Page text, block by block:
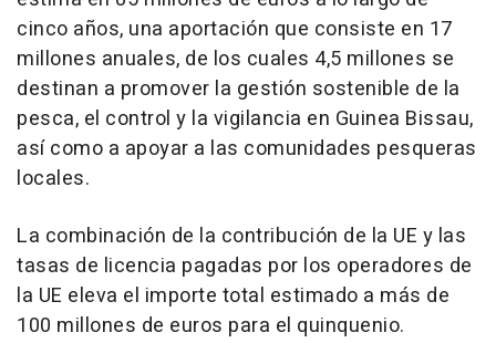
cinco años, una aportación que consiste en 17
millones anuales, de los cuales 4,5 millones se
destinan a promover la gestión sostenible de la
pesca, el control y la vigilancia en Guinea Bissau,
así como a apoyar a las comunidades pesqueras
locales.
La combinación de la contribución de la UE y las
tasas de licencia pagadas por los operadores de
la UE eleva el importe total estimado a más de
100 millones de euros para el quinquenio.